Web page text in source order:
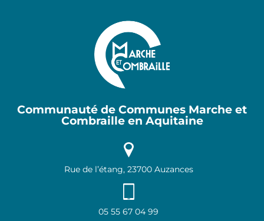
Communauté de Communes Marche et
Combraille en Aquitaine
Rue de l’étang, 23700 Auzances
05 55 67 04 99